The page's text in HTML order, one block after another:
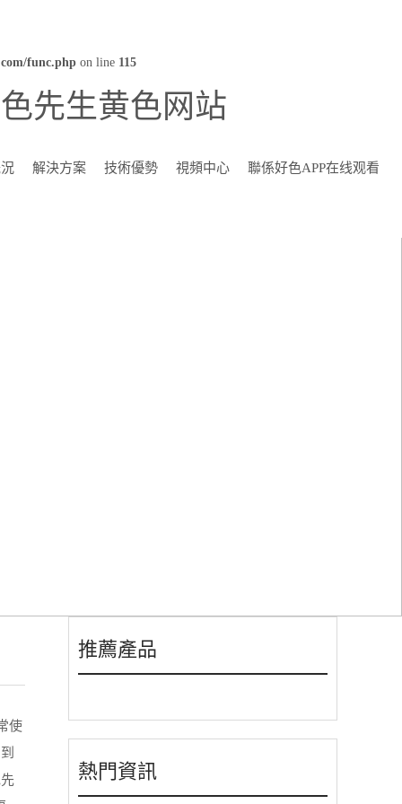
func.php on line 115
先生黄色网站
解決方案 技術優勢 視頻中心 聯係好色APP在线观看
使
推薦產品
熱門資訊